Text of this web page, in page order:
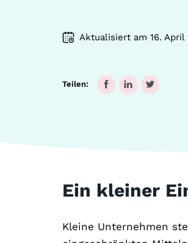
Aktualisiert am 16.
Teilen:
Ein kleiner
Kleine Unternehmen